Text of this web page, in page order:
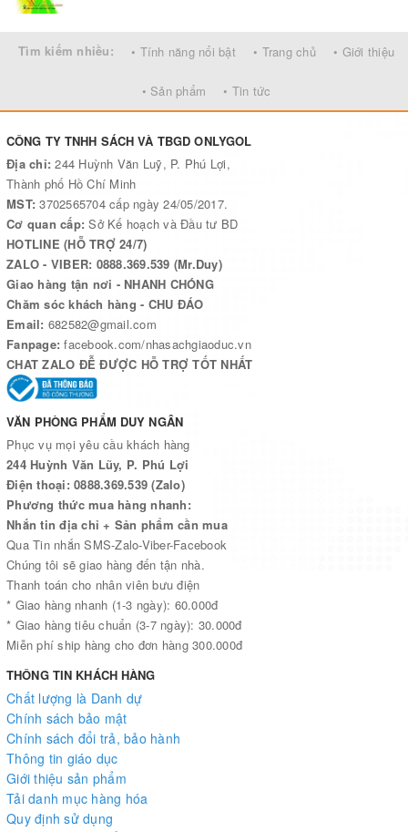
Tìm kiếm nhiều: • Tính năng nổi bật • Trang chủ • Giới thiệu
• Sản phẩm • Tin tức
CÔNG TY TNHH SÁCH VÀ TBGD ONLYGOL
Địa chỉ:244 Huỳnh Văn Luỹ, P. Phú Lợi,
Thành phố Hồ Chí Minh
MST:3702565704 cấp ngày 24/05/2017.
Cơ quan cấp:Sở Kế hoạch và Đầu tư BD
HOTLINE (HỖ TRỢ 24/7)
ZALO - VIBER: 0888.369.539 (Mr.Duy)
Giao hàng tận nơi - NHANH CHÓNG
Chăm sóc khách hàng - CHU ĐÁO
Email: 682582@gmail.com
Fanpage:facebook.com/nhasachgiaoduc.vn
CHAT ZALO ĐỄ ĐƯỢC HỖ TRỢ TỐT NHẤT
VĂN PHÒNG PHẨM DUY NGÂN
Phục vụ mọi yêu cầu khách hàng
244 Huỳnh Văn Lũy, P. Phú Lợi
Điện thoại: 0888.369.539 (Zalo)
Phương thức mua hàng nhanh:
Nhắn tin địa chỉ + Sản phẩm cần mua
Qua Tin nhắn SMS-Zalo-Viber-Facebook
Chúng tôi sẽ giao hàng đến tận nhà.
Thanh toán cho nhân viên bưu điện
* Giao hàng nhanh (1-3 ngày): 60.000đ
* Giao hàng tiêu chuẩn (3-7 ngày): 30.000đ
Miễn phí ship hàng cho đơn hàng 300.000đ
THÔNG TIN KHÁCH HÀNG
Chất lượng là Danh dự
Chính sách bảo mật
Chính sách đổi trả, bảo hành
Thông tin giáo dục
Giới thiệu sản phẩm
Tải danh mục hàng hóa
Quy định sử dụng